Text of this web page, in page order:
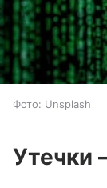
Фото: Unsplash
Утечки